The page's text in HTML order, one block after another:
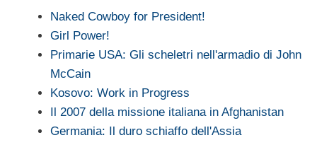
Naked Cowboy for President!
Girl Power!
Primarie USA: Gli scheletri nell'armadio di John
McCain
Kosovo: Work in Progress
Il 2007 della missione italiana in Afghanistan
Germania: Il duro schiaffo dell'Assia